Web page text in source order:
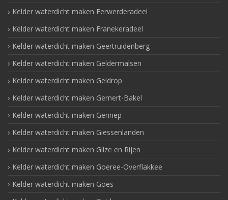
Kelder waterdicht maken Ferwerderadeel
Kelder waterdicht maken Franekeradeel
Kelder waterdicht maken Geertruidenberg
Kelder waterdicht maken Geldermalsen
Kelder waterdicht maken Geldrop
Kelder waterdicht maken Gemert-Bakel
Kelder waterdicht maken Gennep
Kelder waterdicht maken Giessenlanden
Kelder waterdicht maken Gilze en Rijen
Kelder waterdicht maken Goeree-Overflakkee
Kelder waterdicht maken Goes